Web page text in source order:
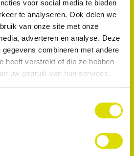
voor social media te bieden
te analyseren. Ook delen we
van onze site met onze
adverteren en analyse. Deze
combineren met andere
heeft verstrekt of die ze hebben
uw gebruik van hun services.
tijdens restauraties van
facings in de anterieure zone,
het tandvlees.